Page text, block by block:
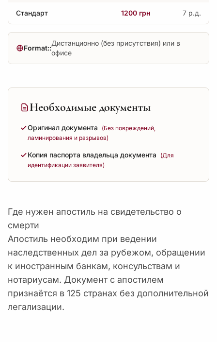
Стандарт 1200 грн 7 р.д.
Format::
Дистанционно (без присутствия) или в
офисе
Необходимые документы
Оригинал документа
(Без повреждений,
ламинирования и разрывов)
Копия паспорта владельца документа
(Для
идентификации заявителя)
Где нужен апостиль на свидетельство о
смерти
Апостиль необходим при ведении
наследственных дел за рубежом, обращении
к иностранным банкам, консульствам и
нотариусам. Документ с апостилем
признаётся в 125 странах без дополнительной
легализации.